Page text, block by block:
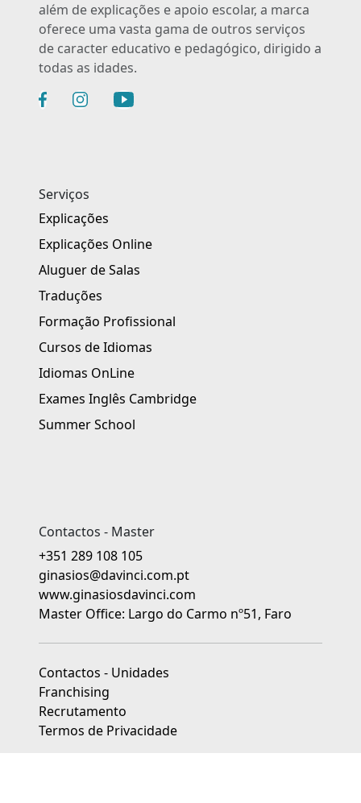
além de explicações e apoio escolar, a marca
oferece uma vasta gama de outros serviços
de caracter educativo e pedagógico, dirigido a
todas as idades.
Serviços
Explicações
Explicações Online
Aluguer de Salas
Traduções
Formação Profissional
Cursos de Idiomas
Idiomas OnLine
Exames Inglês Cambridge
Summer School
Contactos - Master
+351 289 108 105
ginasios@davinci.com.pt
www.ginasiosdavinci.com
Master Office: Largo do Carmo nº51, Faro
Contactos - Unidades
Franchising
Recrutamento
Termos de Privacidade